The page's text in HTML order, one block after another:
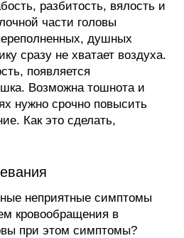
разбитость, вялость и
части головы
душных
сразу не хватает воздуха.
появляется
Возможна тошнота и
нужно срочно повысить
Как это сделать,
неприятные симптомы
кровообращения в
при этом симптомы?